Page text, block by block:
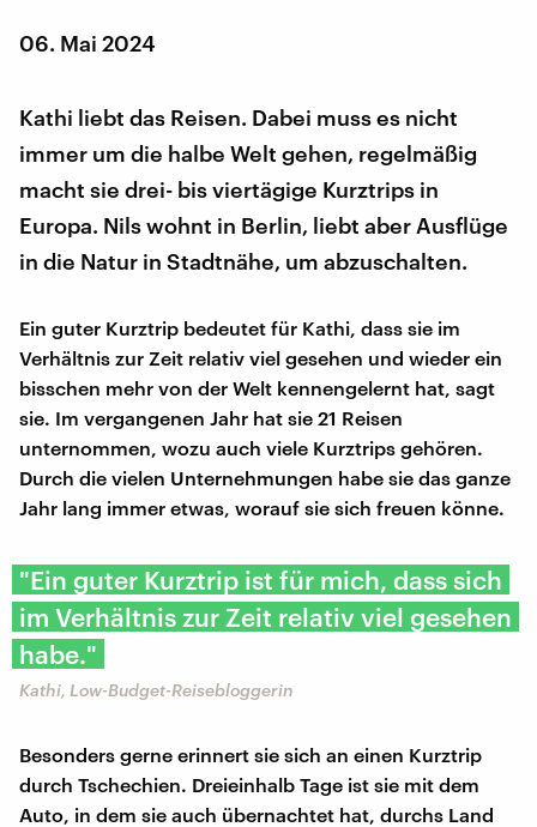
06. Mai 2024
Kathi liebt das Reisen. Dabei muss es nicht
immer um die halbe Welt gehen, regelmäßig
macht sie drei- bis viertägige Kurztrips in
Europa. Nils wohnt in Berlin, liebt aber Ausflüge
in die Natur in Stadtnähe, um abzuschalten.
Ein guter Kurztrip bedeutet für Kathi, dass sie im
Verhältnis zur Zeit relativ viel gesehen und wieder ein
bisschen mehr von der Welt kennengelernt hat, sagt
sie. Im vergangenen Jahr hat sie 21 Reisen
unternommen, wozu auch viele Kurztrips gehören.
Durch die vielen Unternehmungen habe sie das ganze
Jahr lang immer etwas, worauf sie sich freuen könne.
"Ein guter Kurztrip ist für mich, dass sich
im Verhältnis zur Zeit relativ viel gesehen
habe."
Kathi, Low-Budget-Reisebloggerin
Besonders gerne erinnert sie sich an einen Kurztrip
durch Tschechien. Dreieinhalb Tage ist sie mit dem
Auto, in dem sie auch übernachtet hat, durchs Land